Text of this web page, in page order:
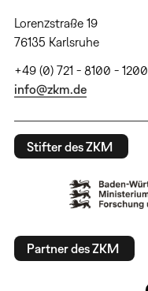
Lorenzstraße 19
76135 Karlsruhe
+49 (0) 721 - 8100 - 1200
info@zkm.de
Stifter des ZKM
Partner des ZKM